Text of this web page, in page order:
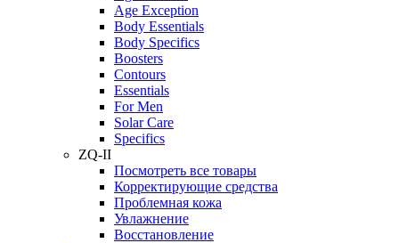
Age Exception
Body Essentials
Body Specifics
Boosters
Contours
Essentials
For Men
Solar Care
Specifics
ZQ-II
Посмотреть все товары
Корректирующие средства
Проблемная кожа
Увлажнение
Восстановление